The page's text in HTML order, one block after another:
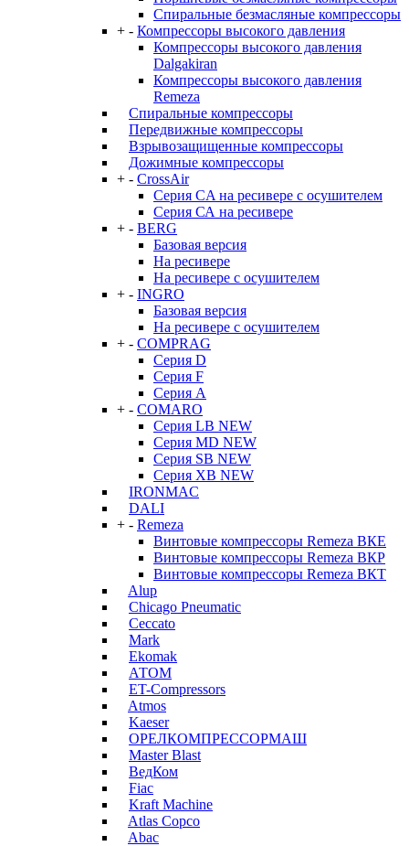
Спиральные безмасляные компрессоры
+ - Компрессоры высокого давления
Компрессоры высокого давления
Dalgakiran
Компрессоры высокого давления
Remeza
Спиральные компрессоры
Передвижные компрессоры
Взрывозащищенные компрессоры
Дожимные компрессоры
+ - CrossAir
Серия CA на ресивере с осушителем
Серия СА на ресивере
+ - BERG
Базовая версия
На ресивере
На ресивере с осушителем
+ - INGRO
Базовая версия
На ресивере с осушителем
+ - COMPRAG
Серия D
Серия F
Серия А
+ - COMARO
Серия LB NEW
Серия MD NEW
Серия SB NEW
Серия XB NEW
IRONMAC
DALI
+ - Remeza
Винтовые компрессоры Remeza ВКЕ
Винтовые компрессоры Remeza ВКР
Винтовые компрессоры Remeza ВКТ
Alup
Chicago Pneumatic
Ceccato
Mark
Ekomak
АТОМ
ET-Compressors
Atmos
Kaeser
ОРЕЛКОМПРЕССОРМАШ
Master Blast
ВедКом
Fiac
Kraft Machine
Atlas Copco
Abac